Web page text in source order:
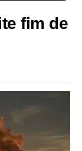
fim de